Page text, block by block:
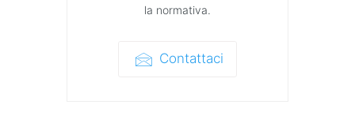
la normativa.
Contattaci